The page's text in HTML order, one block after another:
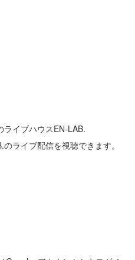
イブハウスEN-LAB.
ライブ配信を視聴できます。